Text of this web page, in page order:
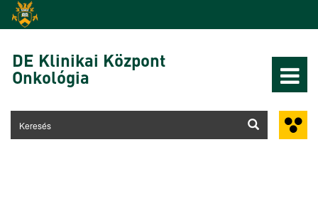
Ugrás a tartalomra
DE Klinikai Központ
Onkológia